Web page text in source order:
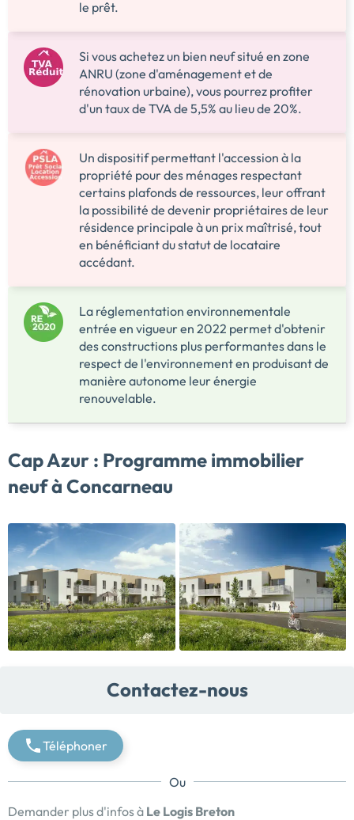
le prêt.
Si vous achetez un bien neuf situé en zone
ANRU (zone d'aménagement et de
rénovation urbaine), vous pourrez profiter
d'un taux de TVA de 5,5% au lieu de 20%.
Un dispositif permettant l'accession à la
propriété pour des ménages respectant
certains plafonds de ressources, leur offrant
la possibilité de devenir propriétaires de leur
résidence principale à un prix maîtrisé, tout
en bénéficiant du statut de locataire
accédant.
La réglementation environnementale
entrée en vigueur en 2022 permet d'obtenir
des constructions plus performantes dans le
respect de l'environnement en produisant de
manière autonome leur énergie
renouvelable.
Cap Azur : Programme immobilier
neuf à Concarneau
Contactez-nous
Téléphoner
Ou
Demander plus d'infos à Le Logis Breton